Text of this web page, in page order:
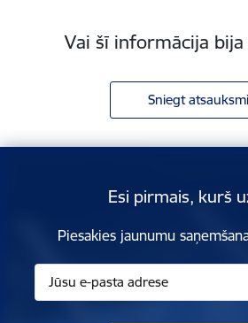
Vai šī informācija
Sniegt atsauksmi
Esi pirmais, kurš
Piesakies jaunumu